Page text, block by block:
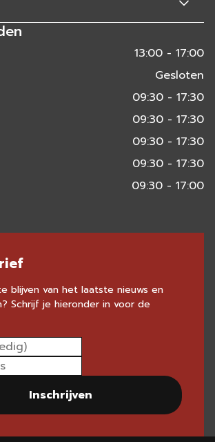
13:00 - 17:00
Gesloten
09:30 - 17:30
09:30 - 17:30
09:30 - 17:30
09:30 - 17:30
09:30 - 17:00
blijven van het laatste nieuws en
Schrijf je hieronder in voor de
Inschrijven